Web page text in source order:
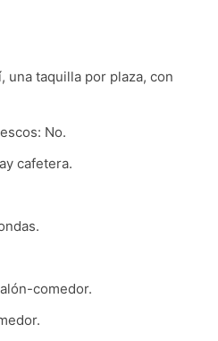
una taquilla por plaza, con
No.
cafetera.
comedor.